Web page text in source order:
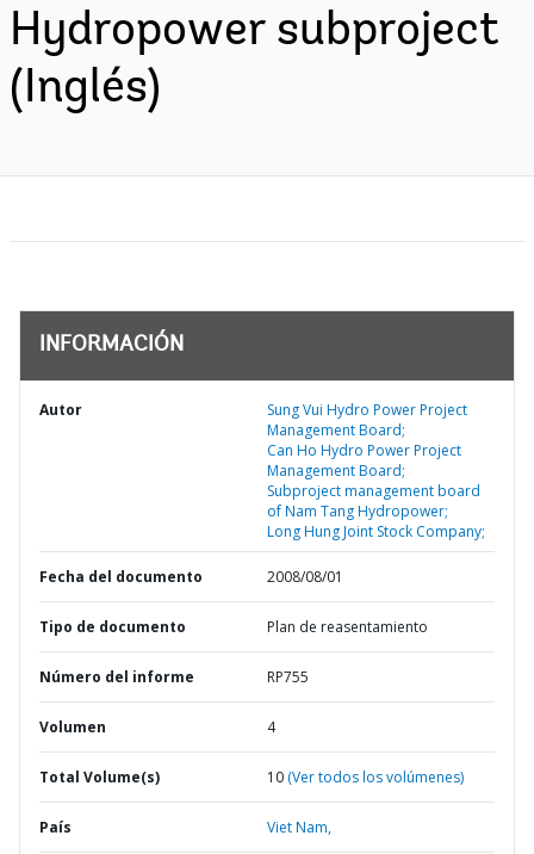
Hydropower subproject
(Inglés)
INFORMACIÓN
Autor
Sung Vui Hydro Power Project
Management Board;
Can Ho Hydro Power Project
Management Board;
Subproject management board
of Nam Tang Hydropower;
Long Hung Joint Stock Company;
Fecha del documento 2008/08/01
Tipo de documento Plan de reasentamiento
Número del informe RP755
Volumen 4
Total Volume(s) 10 (Ver todos los volúmenes)
País Viet Nam,